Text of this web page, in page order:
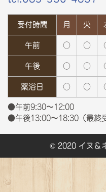
受付時間 月 火
午前 ○ ○
午後 ○ ○
薬浴日 ○ ○
●午前9:30〜12:00
●午後13:00〜18:30（最終
© 2020 イヌ＆